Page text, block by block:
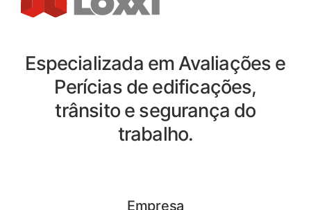
Especializada em Avaliações e
Perícias de edificações,
trânsito e segurança do
trabalho.
Empresa